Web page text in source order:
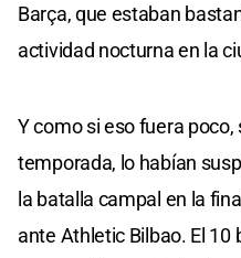
Barça, que estaban
actividad nocturna en la
Y como si eso fuera poco,
temporada, lo habían
la batalla campal en la
ante Athletic Bilbao. El 10